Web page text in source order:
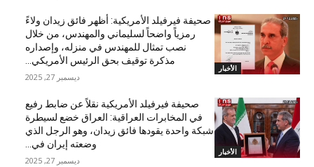
الأخبار
صحيفة فيرفيلد الأمريكية: أظهر فائق زيدان ولاءً
رمزياً واضحاً لسليماني والمهندس، من خلال
نصب تمثال للمهندس في منزله، وإصداره
مذكرة توقيف بحق الرئيس الأمريكي...
ديسمبر 27, 2025
الأخبار
صحيفة فيرفيلد الأمريكية نقلاً عن ضابط رفيع
في المخابرات العراقية: العراق خضع لسيطرة
شبكة واحدة يقودها فائق زيدان، وهو الرجل الذي
وضعته إيران في...
ديسمبر 27, 2025